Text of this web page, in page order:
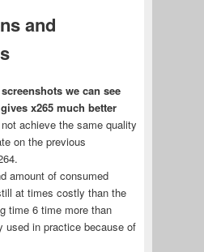
and
we can see
x265 much better
achieve the same quality
on the previous
amount of consumed
at times costly than the
time 6 time more than
used in practice because of